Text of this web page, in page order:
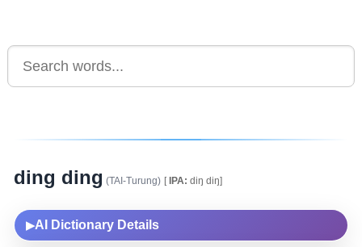
ding ding (TAI-Turung) [IPA: diŋ diŋ]
▶AI Dictionary Details